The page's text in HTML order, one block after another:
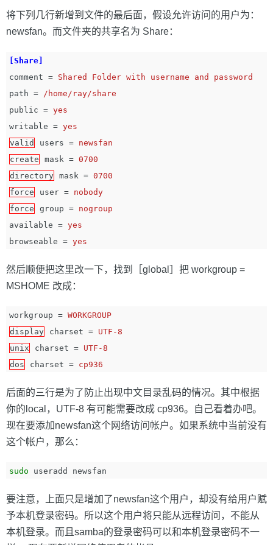
将下列几行新增到文件的最后面，假设允许访问的用户为：
newsfan。而文件夹的共享名为 Share：
[Share]
comment = Shared Folder with username and password
path = /home/ray/share
public = yes
writable = yes
valid
users = newsfan
create
mask = 0700
directory mask = 0700
force
user = nobody
force
group = nogroup
available = yes
browseable = yes
然后顺便把这里改一下，找到［global］把 workgroup =
MSHOME 改成：
workgroup = WORKGROUP
display
charset = UTF-8
unix
charset = UTF-8
dos
charset = cp936
后面的三行是为了防止出现中文目录乱码的情况。其中根据
你的local，UTF-8 有可能需要改成 cp936。自己看着办吧。
现在要添加newsfan这个网络访问帐户。如果系统中当前没有
这个帐户，那么：
sudo
要注意，上面只是增加了newsfan这个用户，却没有给用户赋
予本机登录密码。所以这个用户将只能从远程访问，不能从
本机登录。而且samba的登录密码可以和本机登录密码不一